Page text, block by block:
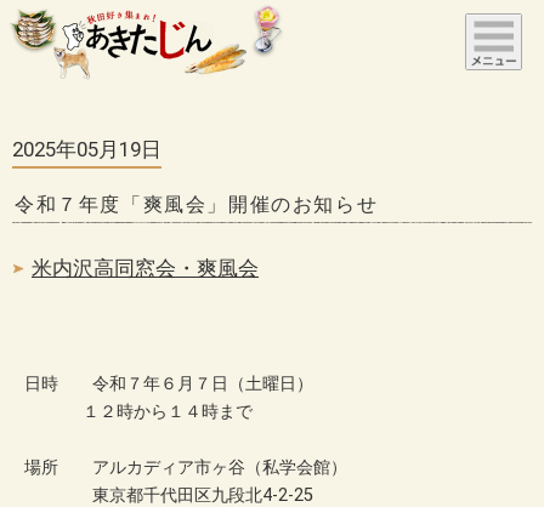
2025年05月19日
令和７年度「爽風会」開催のお知らせ
米内沢高同窓会・爽風会
日時 令和７年６月７日（土曜日）
１２時から１４時まで
場所 アルカディア市ヶ谷（私学会館）
東京都千代田区九段北4-2-25